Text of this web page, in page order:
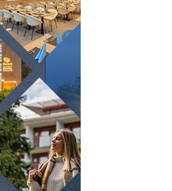
poate reprezenta o soluție
în urma unei analize
unei nevoi reale, pe
va explica în mod
realizată evaluarea
și condițiile
să fie luată în
corectă încă de la
unor neînțelegeri și
mai potrivite soluții